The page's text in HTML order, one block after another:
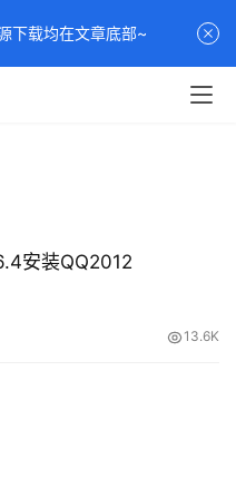
安装QQ2012
13.6K
下载均在文章底部~